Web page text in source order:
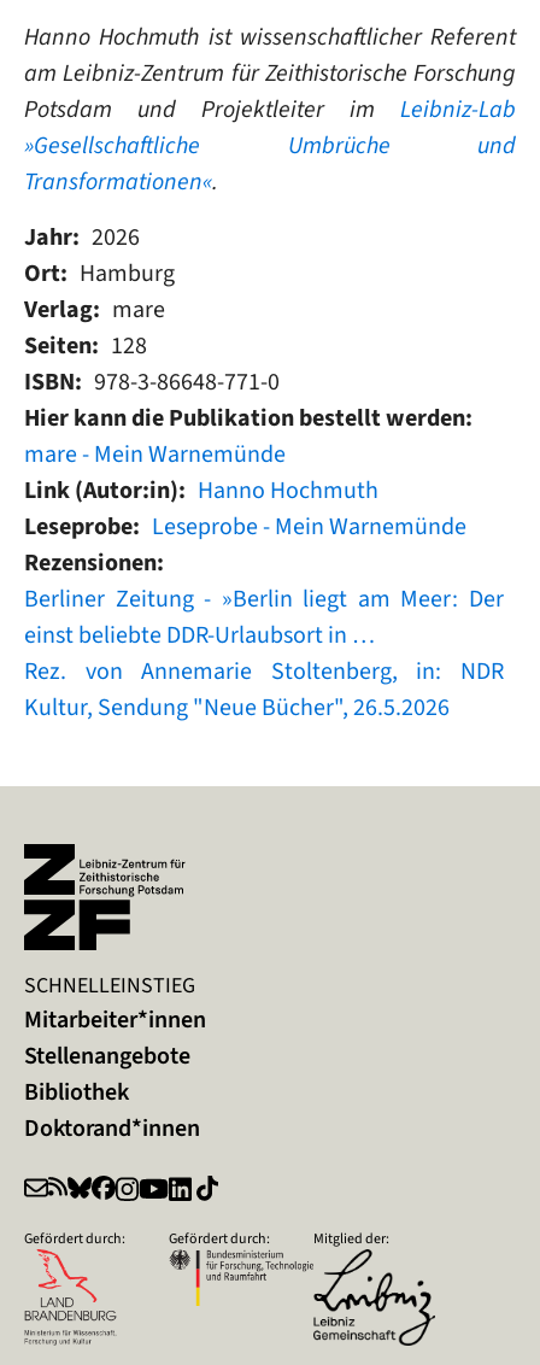
Hanno Hochmuth ist wissenschaftlicher Referent
amLeibniz-Zentrum für Zeithistorische Forschung
Potsdam und Projektleiter im Leibniz-Lab
»Gesellschaftliche Umbrüche und
Transformationen«.
Jahr 2026
Ort
Hamburg
Verlag
mare
Seiten
128
ISBN
978-3-86648-771-0
Hier kann die Publikation bestellt werden
mare - Mein Warnemünde
Link (Autor:in)
Hanno Hochmuth
Leseprobe
Leseprobe - Mein Warnemünde
Rezensionen
Berliner Zeitung - »Berlin liegt am Meer: Der
einst beliebte DDR-Urlaubsort in …
Rez. von Annemarie Stoltenberg, in: NDR
Kultur, Sendung "Neue Bücher", 26.5.2026
SCHNELLEINSTIEG
Mitarbeiter*innen
Stellenangebote
Bibliothek
Doktorand*innen
Gefördert durch: Gefördert durch: Mitglied der: